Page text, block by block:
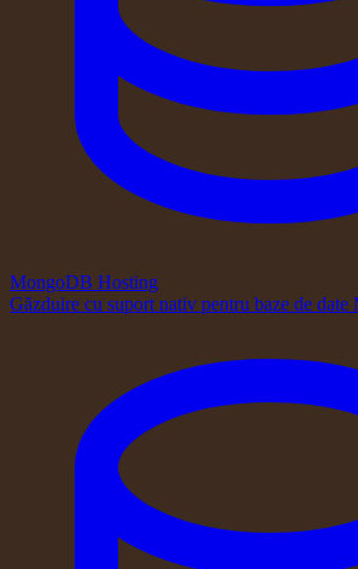
MongoDB Hosting
Găzduire cu suport nativ pentru baze de